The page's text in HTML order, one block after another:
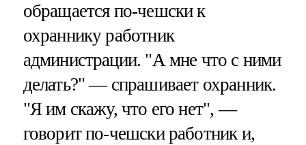
обращается по-чешски к
охраннику работник
администрации. "А мне что с ними
делать?" — спрашивает охранник.
"Я им скажу, что его нет", —
говорит по-чешски работник и,